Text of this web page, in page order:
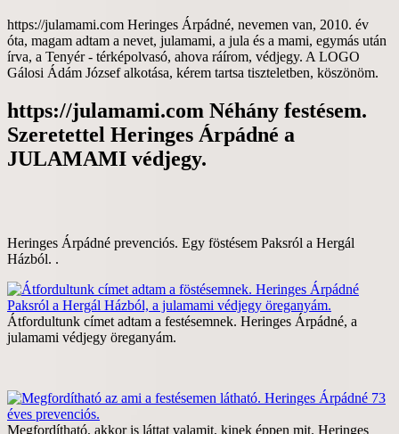
https://julamami.com Heringes Árpádné, nevemen van, 2010. év
óta, magam adtam a nevet, julamami, a jula és a mami, egymás után
írva, a Tenyér - térképolvasó, ahova ráírom, védjegy. A LOGO
Gálosi Ádám József alkotása, kérem tartsa tiszteletben, köszönöm.
https://julamami.com Néhány festésem.
Szeretettel Heringes Árpádné a
JULAMAMI védjegy.
Heringes Árpádné prevenciós. Egy föstésem Paksról a Hergál
Házból. .
Átfordultunk címet adtam a festésemnek. Heringes Árpádné, a
julamami védjegy öreganyám.
Megfordítható, akkor is láttat valamit, kinek éppen mit. Heringes